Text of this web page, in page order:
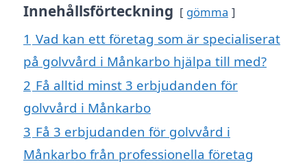
Innehållsförteckning gömma
1 Vad kan ett företag som är specialiserat
på golvvård i Månkarbo hjälpa till med?
2 Få alltid minst 3 erbjudanden för
golvvård i Månkarbo
3 Få 3 erbjudanden för golvvård i
Månkarbo från professionella företag